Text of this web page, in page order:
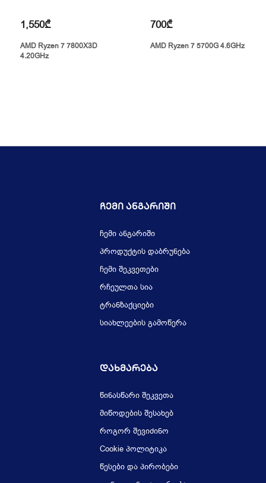
1,550₾
AMD Ryzen 7 7800X3D
4.20GHz
700₾
AMD Ryzen 7 5700G 4.6GHz
Ჩემი Ანგარიში
ჩემი ანგარიში
პროდუქტის დაბრუნება
ჩემი შეკვეთები
რჩეულთა სია
ტრანზაქციები
სიახლეების გამოწერა
Დახმარება
წინასწარი შეკვეთა
მიწოდების შესახებ
როგორ შევიძინო
Cookie პოლიტიკა
წესები და პირობები